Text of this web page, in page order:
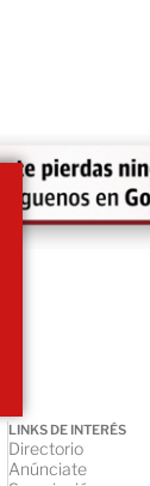
LINKS DE INTERÉS
Directorio
Anúnciate